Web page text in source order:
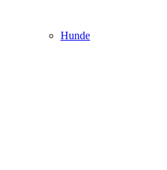
Hunde